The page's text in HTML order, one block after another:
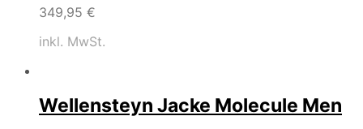
349,95 €
inkl. MwSt.
Wellensteyn Jacke Molecule Men